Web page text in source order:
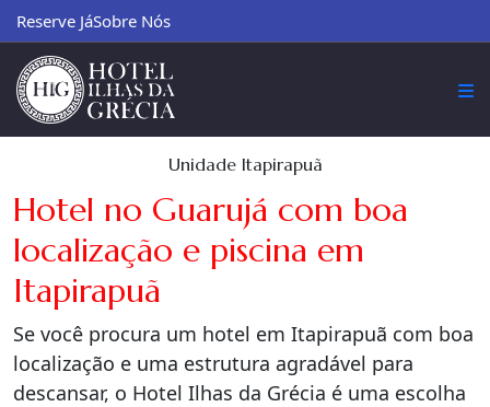
Reserve JáSobre Nós
Unidade Itapirapuã
Hotel no Guarujá com boa
localização e piscina em
Itapirapuã
Se você procura um hotel em Itapirapuã com boa
localização e uma estrutura agradável para
descansar, o Hotel Ilhas da Grécia é uma escolha